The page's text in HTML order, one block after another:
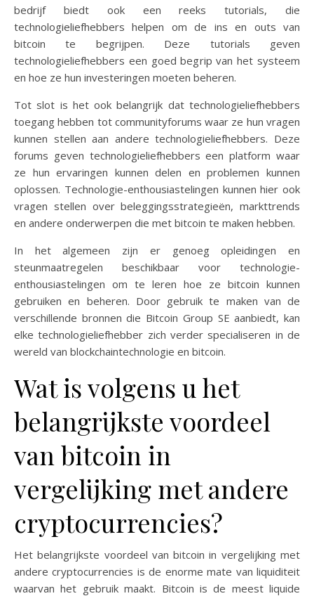
bedrijf biedt ook een reeks tutorials, die
technologieliefhebbers helpen om de ins en outs van
bitcoin te begrijpen. Deze tutorials geven
technologieliefhebbers een goed begrip van het systeem
en hoe ze hun investeringen moeten beheren.
Tot slot is het ook belangrijk dat technologieliefhebbers
toegang hebben tot communityforums waar ze hun vragen
kunnen stellen aan andere technologieliefhebbers. Deze
forums geven technologieliefhebbers een platform waar
ze hun ervaringen kunnen delen en problemen kunnen
oplossen. Technologie-enthousiastelingen kunnen hier ook
vragen stellen over beleggingsstrategieën, markttrends
en andere onderwerpen die met bitcoin te maken hebben.
In het algemeen zijn er genoeg opleidingen en
steunmaatregelen beschikbaar voor technologie-
enthousiastelingen om te leren hoe ze bitcoin kunnen
gebruiken en beheren. Door gebruik te maken van de
verschillende bronnen die Bitcoin Group SE aanbiedt, kan
elke technologieliefhebber zich verder specialiseren in de
wereld van blockchaintechnologie en bitcoin.
Wat is volgens u het
belangrijkste voordeel
van bitcoin in
vergelijking met andere
cryptocurrencies?
Het belangrijkste voordeel van bitcoin in vergelijking met
andere cryptocurrencies is de enorme mate van liquiditeit
waarvan het gebruik maakt. Bitcoin is de meest liquide